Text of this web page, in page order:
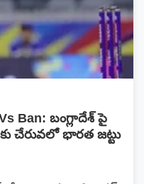
Ban: బంగ్లాదేశ్ పై
భారత జట్టు